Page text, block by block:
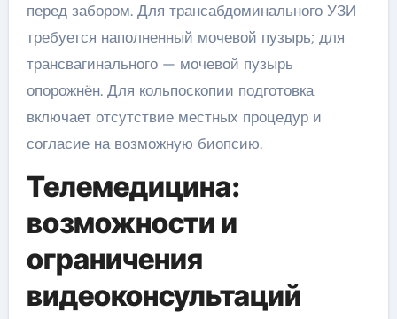
перед забором. Для трансабдоминального УЗИ
требуется наполненный мочевой пузырь; для
трансвагинального — мочевой пузырь
опорожнён. Для кольпоскопии подготовка
включает отсутствие местных процедур и
согласие на возможную биопсию.
Телемедицина:
возможности и
ограничения
видеоконсультаций